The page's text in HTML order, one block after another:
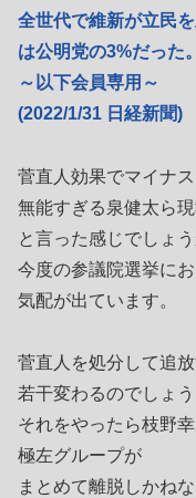
全世代で維新が立民
は公明党の3%だった
～以下会員専用～
(2022/1/31 日経新聞)
菅直人効果でマイナス
無能すぎる泉健太ら
と言った感じでしょう
今度の参議院選挙に
気配が出ています。
菅直人を処分して追
若干変わるのでしょう
それをやったら枝野
極左グループが
まとめて離脱しかね